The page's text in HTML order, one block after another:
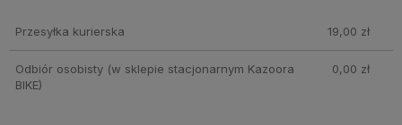
Przesyłka kurierska 19,00 zł
Odbiór osobisty(w sklepie stacjonarnym Kazoora
BIKE)
0,00 zł